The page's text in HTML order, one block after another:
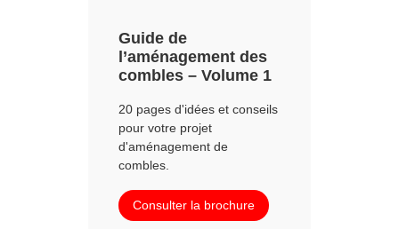
Guide de
l’aménagement des
combles – Volume 1
20 pages d'idées et conseils
pour votre projet
d'aménagement de
combles.
Consulter la brochure